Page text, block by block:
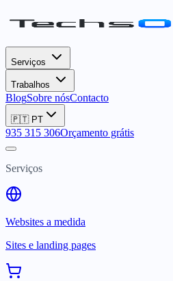
Serviços
Trabalhos
BlogSobre nósContacto
🇵🇹 PT
935 315 306Orçamento grátis
Serviços
Websites a medida
Sites e landing pages